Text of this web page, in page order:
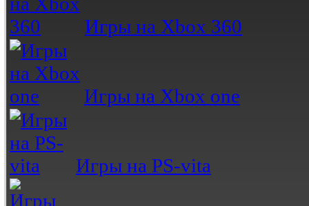
Игры на Xbox 360
Игры на Xbox one
Игры на PS-vita